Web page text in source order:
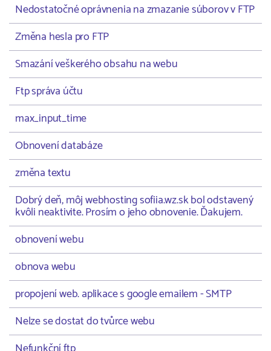
Nedostatočné oprávnenia na zmazanie súborov v FTP
Změna hesla pro FTP
Smazání veškerého obsahu na webu
Ftp správa účtu
max_input_time
Obnovení databáze
změna textu
Dobrý deň, môj webhosting sofiia.wz.sk bol odstavený
kvôli neaktivite. Prosím o jeho obnovenie. Ďakujem.
obnovení webu
obnova webu
propojení web. aplikace s google emailem - SMTP
Nelze se dostat do tvůrce webu